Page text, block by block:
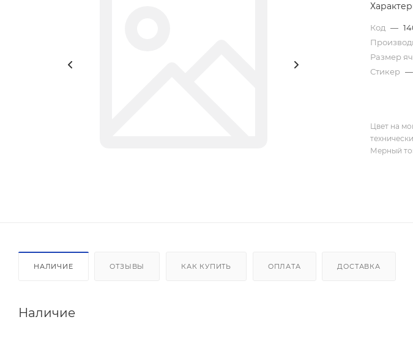
Код —
Размер
Стикер —
Цвет на
Мерный
НАЛИЧИЕ ОТЗЫВЫ КАК КУПИТЬ ОПЛАТА ДОСТАВКА
Наличие